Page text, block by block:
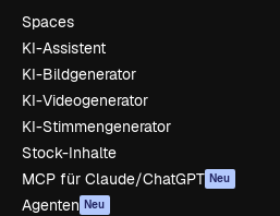
Spaces
KI-Assistent
KI-Bildgenerator
KI-Videogenerator
KI-Stimmengenerator
Stock-Inhalte
MCP für Claude/ChatGPT Neu
Agenten Neu